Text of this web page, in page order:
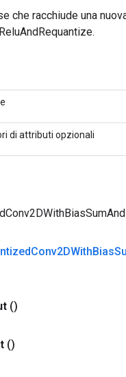
che racchiude una
di attributi opzionali
Conv2DWithBias
()
()